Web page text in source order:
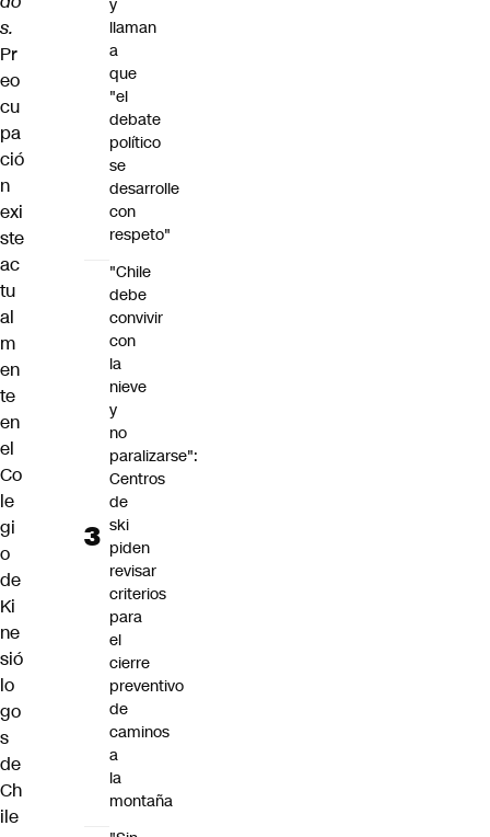
s.
Pr
eo
cu
pa
ció
n
exi
ste
ac
tu
al
m
en
te
en
el
Co
le
gi
o
de
Ki
ne
sió
lo
go
s
de
Ch
ile
y
llaman
a
que
"el
debate
político
se
desarrolle
con
respeto"
"Chile
debe
convivir
con
la
nieve
y
no
paralizarse":
Centros
de
ski
piden
revisar
criterios
para
el
cierre
preventivo
de
caminos
a
la
montaña